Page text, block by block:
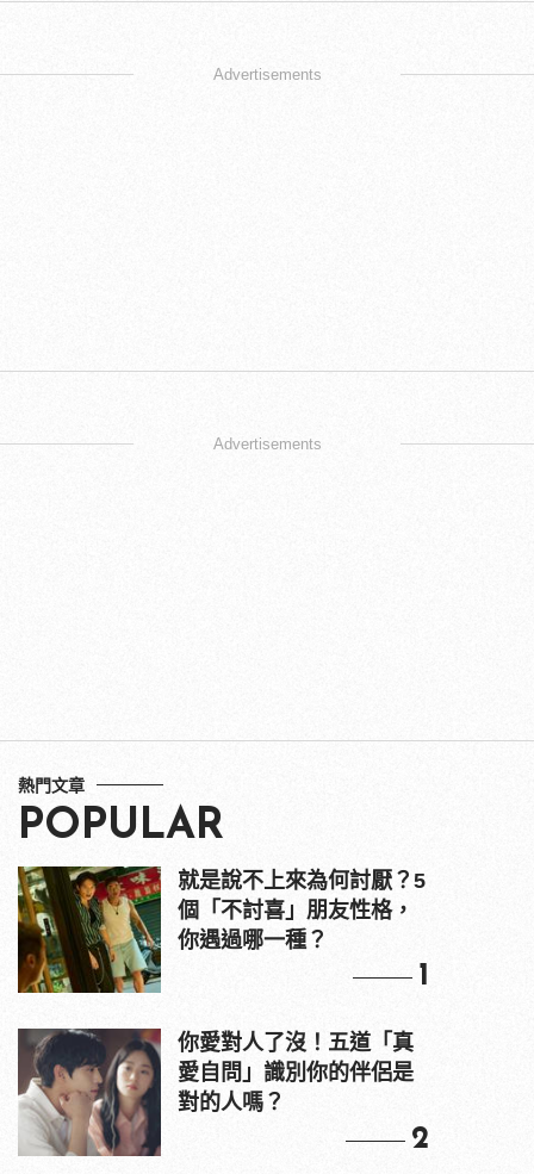
Advertisements
Advertisements
熱門文章
POPULAR
就是說不上來為何討厭？5
個「不討喜」朋友性格，
你遇過哪一種？
1
你愛對人了沒！五道「真
愛自問」識別你的伴侶是
對的人嗎？
2